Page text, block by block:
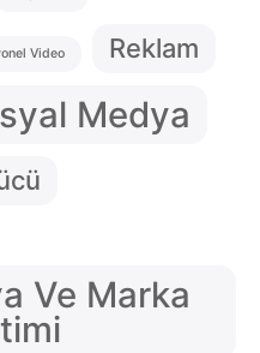
Video Reklam
Medya
Ve Marka